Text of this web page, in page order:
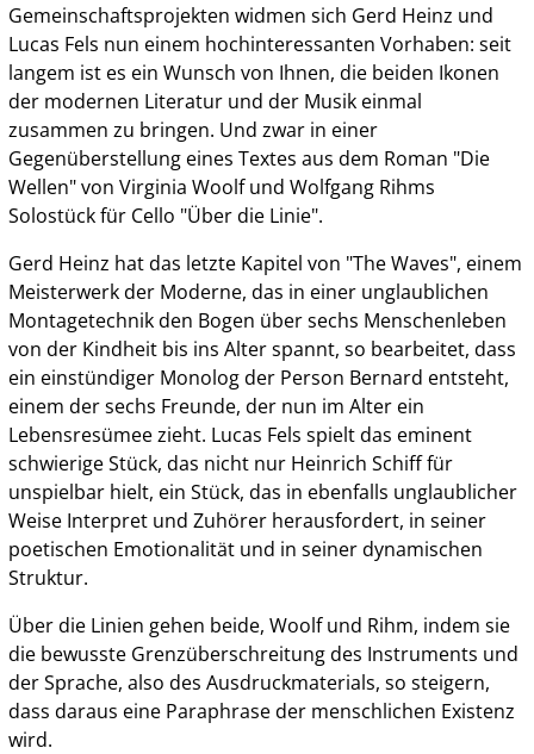
Gemeinschaftsprojekten widmen sich Gerd Heinz und
Lucas Fels nun einem hochinteressanten Vorhaben: seit
langem ist es ein Wunsch von Ihnen, die beiden Ikonen
der modernen Literatur und der Musik einmal
zusammen zu bringen. Und zwar in einer
Gegenüberstellung eines Textes aus dem Roman "Die
Wellen" von Virginia Woolf und Wolfgang Rihms
Solostück für Cello "Über die Linie".
Gerd Heinz hat das letzte Kapitel von "The Waves", einem
Meisterwerk der Moderne, das in einer unglaublichen
Montagetechnik den Bogen über sechs Menschenleben
von der Kindheit bis ins Alter spannt, so bearbeitet, dass
ein einstündiger Monolog der Person Bernard entsteht,
einem der sechs Freunde, der nun im Alter ein
Lebensresümee zieht. Lucas Fels spielt das eminent
schwierige Stück, das nicht nur Heinrich Schiff für
unspielbar hielt, ein Stück, das in ebenfalls unglaublicher
Weise Interpret und Zuhörer herausfordert, in seiner
poetischen Emotionalität und in seiner dynamischen
Struktur.
Über die Linien gehen beide, Woolf und Rihm, indem sie
die bewusste Grenzüberschreitung des Instruments und
der Sprache, also des Ausdruckmaterials, so steigern,
dass daraus eine Paraphrase der menschlichen Existenz
wird.